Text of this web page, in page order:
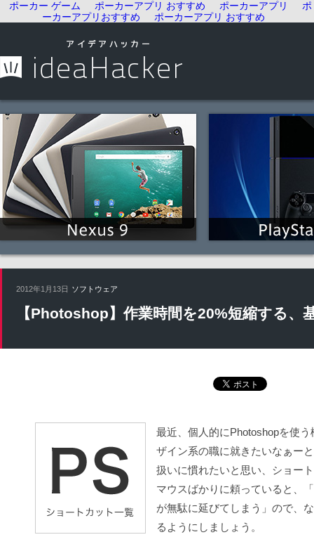
ポーカー ゲーム ポーカーアプリ おすすめ ポーカーアプリ
ポ
ーカーアプリおすすめ
ポーカーアプリ おすすめ
2012年1月13日 ソフトウェア
【Photoshop】作業時間を20%短縮する、
最近、個人的にPhotoshopを使
ザイン系の職に就きたいなぁー
扱いに慣れたいと思い、ショー
マウスばかりに頼っていると、
が無駄に延びてしまう」ので、
るようにしましょう。